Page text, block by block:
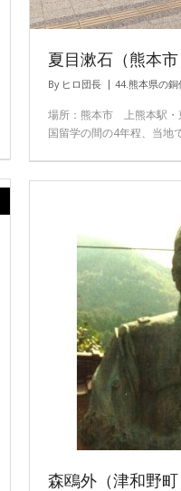
夏目漱石（熊本市
By ヒロ団長 44.熊本県の銅
場所：熊本市 上熊本駅・
国留学の間の4年程、当地
森鴎外（津和野町